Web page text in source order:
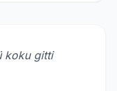
koku gitti